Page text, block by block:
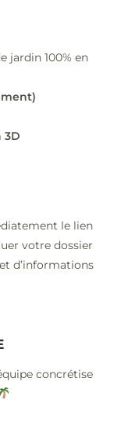
jardin 100% en
3D
le lien
votre dossier
d’informations
concrétise